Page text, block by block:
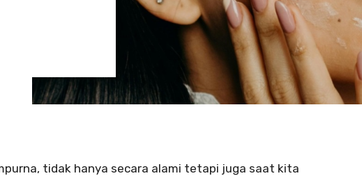
tidak hanya secara alami tetapi juga saat kita